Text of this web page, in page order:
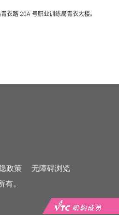
衣路 20A 号职业训练局青衣大楼。
政策
无障碍浏览
。